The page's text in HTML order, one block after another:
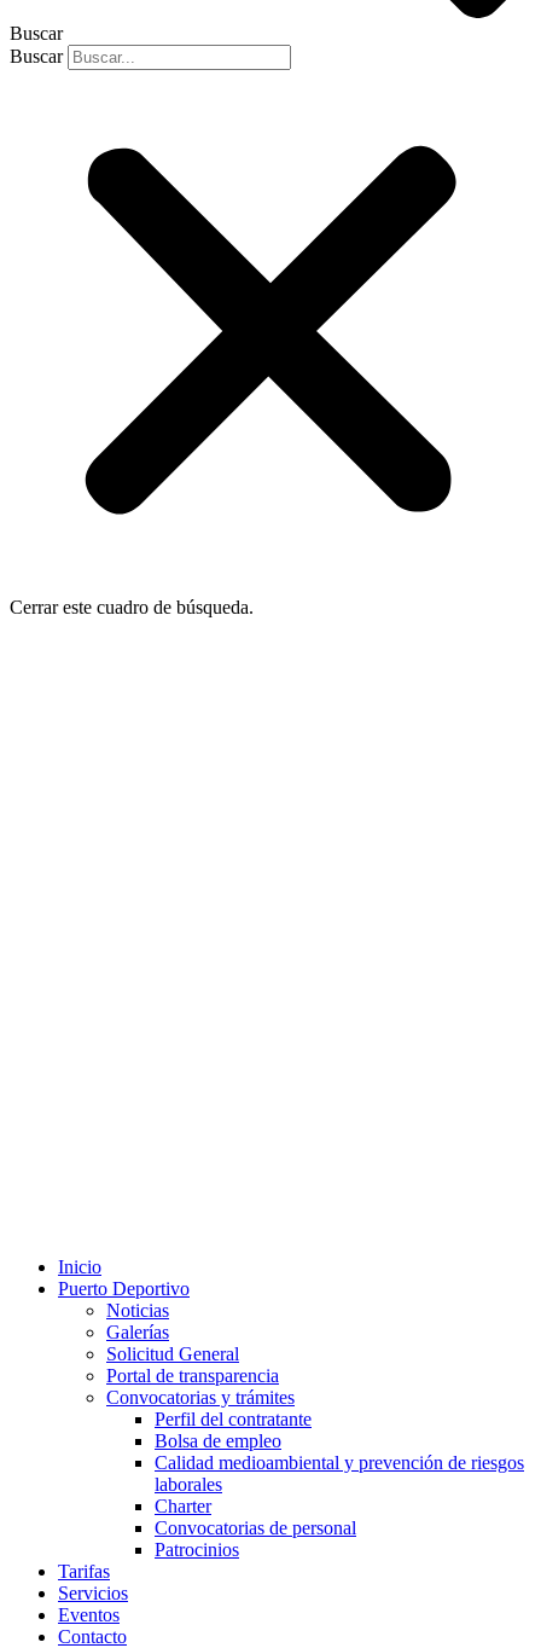
Buscar
Buscar
Cerrar este cuadro de búsqueda.
Inicio
Puerto Deportivo
Noticias
Galerías
Solicitud General
Portal de transparencia
Convocatorias y trámites
Perfil del contratante
Bolsa de empleo
Calidad medioambiental y prevención de riesgos
laborales
Charter
Convocatorias de personal
Patrocinios
Tarifas
Servicios
Eventos
Contacto